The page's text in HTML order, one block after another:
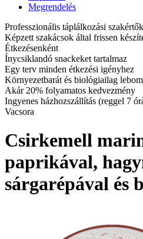
Megrendelés
Professzionális táplálkozási
Képzett szakácsok által frissen
Étkezésenként
Ínycsiklandó snackeket tartalmaz
Egy terv minden étkezési igényhez
Környezetbarát és biológiailag
Akár 20% folyamatos kedvezmény
Ingyenes házhozszállítás (reggel 7
Vacsora
Csirkemell
paprikával,
sárgarépával és